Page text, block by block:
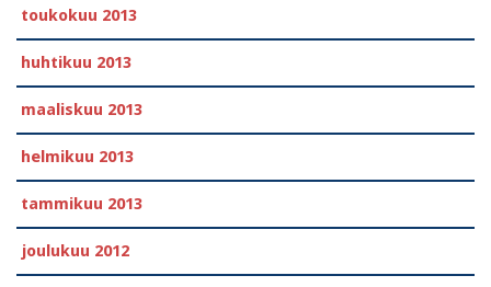
toukokuu 2013
huhtikuu 2013
maaliskuu 2013
helmikuu 2013
tammikuu 2013
joulukuu 2012